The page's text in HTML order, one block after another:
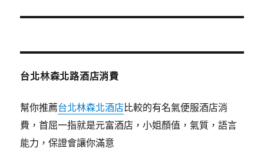
文
台北林森北路酒店消費
幫你推薦台北林森北酒店比較的有名氣便服酒店消
費，首屈一指就是元富酒店，小姐顏值，氣質，語言
能力，保證會讓你滿意